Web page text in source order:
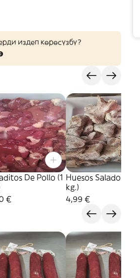
издеп көрөсүзбү?
De Pollo (1
€
Huesos Salados (1
kg.)
4,99 €